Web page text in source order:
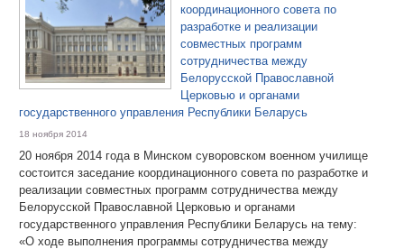
координационного совета по
разработке и реализации
совместных программ
сотрудничества между
Белорусской Православной
Церковью и органами
государственного управления Республики Беларусь
18 ноября 2014
20 ноября 2014 года в Минском суворовском военном училище
состоится заседание координационного совета по разработке и
реализации совместных программ сотрудничества между
Белорусской Православной Церковью и органами
государственного управления Республики Беларусь на тему:
«О ходе выполнения программы сотрудничества между